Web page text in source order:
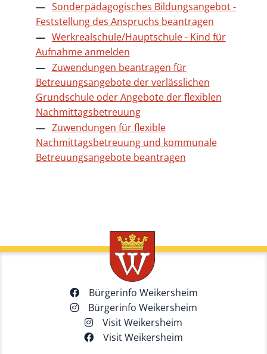
Sonderpädagogisches Bildungsangebot -
Feststellung des Anspruchs beantragen
Werkrealschule/Hauptschule - Kind für
Aufnahme anmelden
Zuwendungen beantragen für
Betreuungsangebote der verlässlichen
Grundschule oder Angebote der flexiblen
Nachmittagsbetreuung
Zuwendungen für flexible
Nachmittagsbetreuung und kommunale
Betreuungsangebote beantragen
Bürgerinfo Weikersheim
Bürgerinfo Weikersheim
Visit Weikersheim
Visit Weikersheim